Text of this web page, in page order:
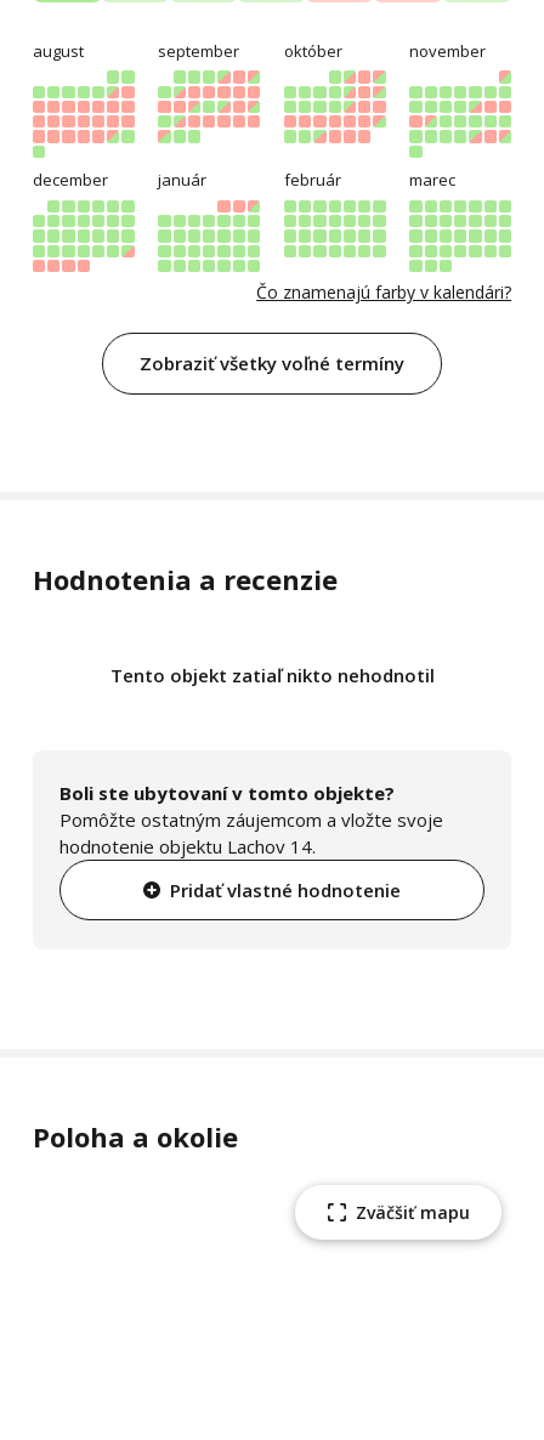
august september október november
december január február marec
Čo znamenajú farby v kalendári?
Zobraziť všetky voľné termíny
Hodnotenia a recenzie
Tento objekt zatiaľ nikto nehodnotil
Boli ste ubytovaní v tomto objekte?
Pomôžte ostatným záujemcom a vložte svoje
hodnotenie objektu Lachov 14.
Pridať vlastné hodnotenie
Poloha a okolie
Zväčšiť mapu